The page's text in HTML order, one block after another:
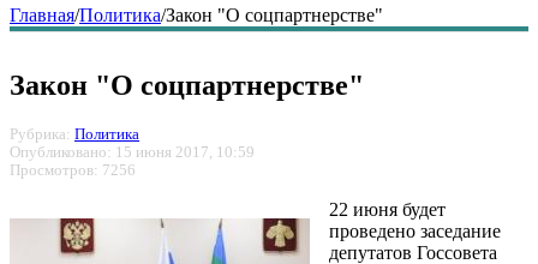
Главная/Политика/Закон "О соцпартнерстве"
Закон "О соцпартнерстве"
Рубрика: Политика
Опубликовано: 15 июня 2017, 10:59
Просмотров: 7256
22 июня будет
проведено заседание
депутатов Госсовета